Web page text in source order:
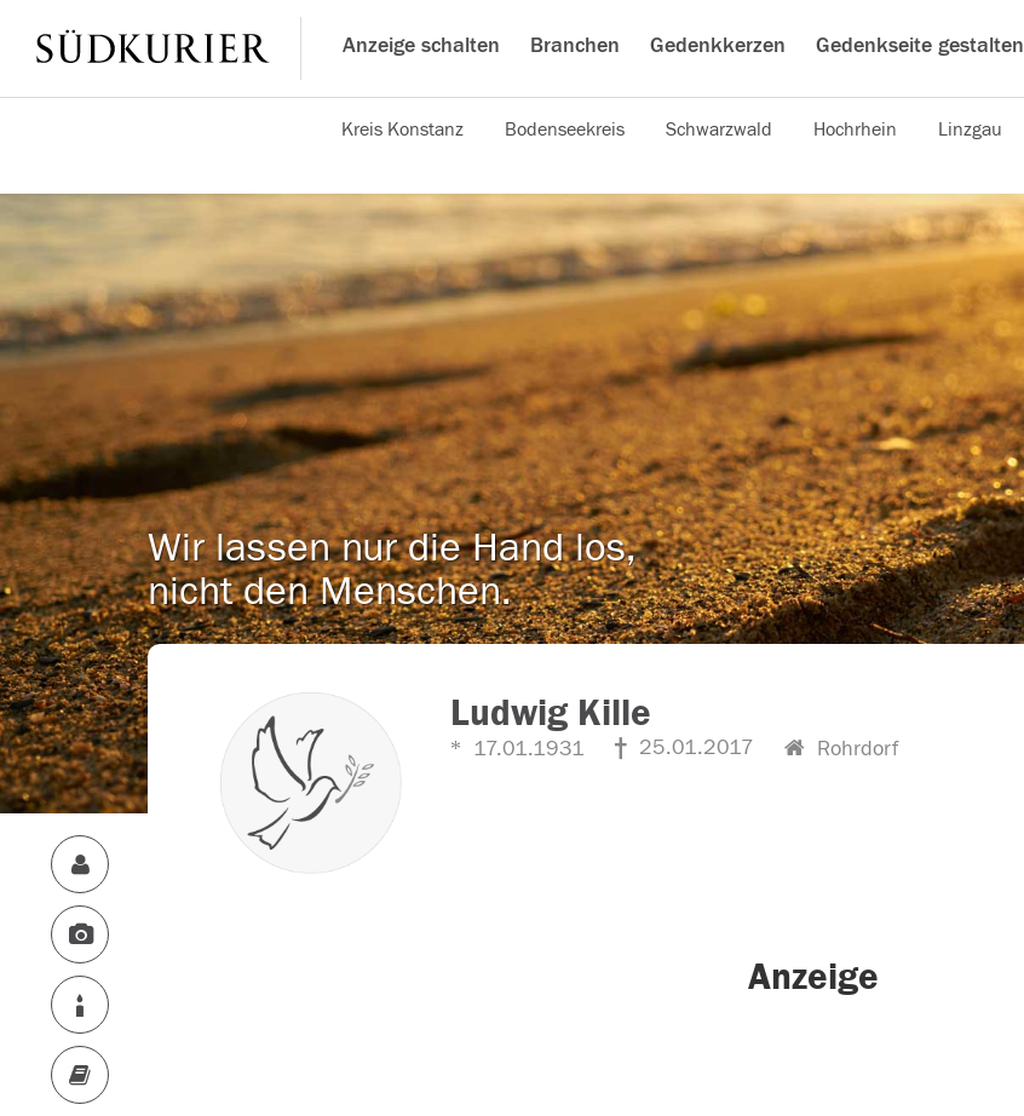
Anzeige schalten Branchen Gedenkkerzen Gedenkseite gestalten
Kreis Konstanz Bodenseekreis Schwarzwald Hochrhein Linzgau
Wir lassen nur die Hand los,
nicht den Menschen.
Ludwig Kille
17.01.1931 25.01.2017 Rohrdorf
Anzeige